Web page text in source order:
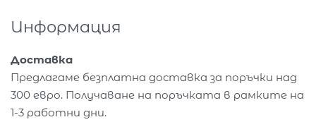
Информация
Доставка
Предлагаме безплатна доставка за поръчки над
300 евро. Получаване на поръчката в рамките на
1-3 работни дни.